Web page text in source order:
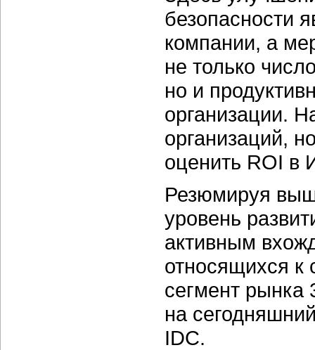
безопасности
компании, а
не только
но и
организации.
организаций,
оценить ROI в
Резюмируя
уровень
активным
относящихся к
сегмент
на
IDC.